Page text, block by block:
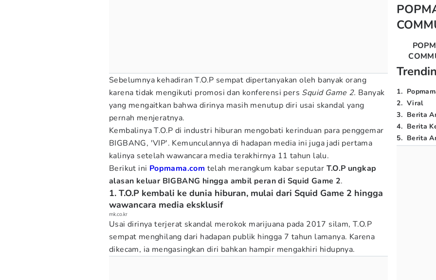
Sebelumnya kehadiran T.O.P sempat dipertanyakan oleh banyak orang
karena tidak mengikuti promosi dan konferensi pers Squid Game 2. Banyak
yang mengaitkan bahwa dirinya masih menutup diri usai skandal yang
pernah menjeratnya.
Kembalinya T.O.P di industri hiburan mengobati kerinduan para penggemar
BIGBANG, 'VIP'. Kemunculannya di hadapan media ini juga jadi pertama
kalinya setelah wawancara media terakhirnya 11 tahun lalu.
Berikut ini Popmama.com telah merangkum kabar seputar T.O.P ungkap
alasan keluar BIGBANG hingga ambil peran di Squid Game 2.
1. T.O.P kembali ke dunia hiburan, mulai dari Squid Game 2 hingga
wawancara media eksklusif
mk.co.kr
Usai dirinya terjerat skandal merokok marijuana pada 2017 silam, T.O.P
sempat menghilang dari hadapan publik hingga 7 tahun lamanya. Karena
dikecam, ia mengasingkan diri bahkan hampir mengakhiri hidupnya.
1.
2. Viral
3. Berita
4. Berita
5. Berita